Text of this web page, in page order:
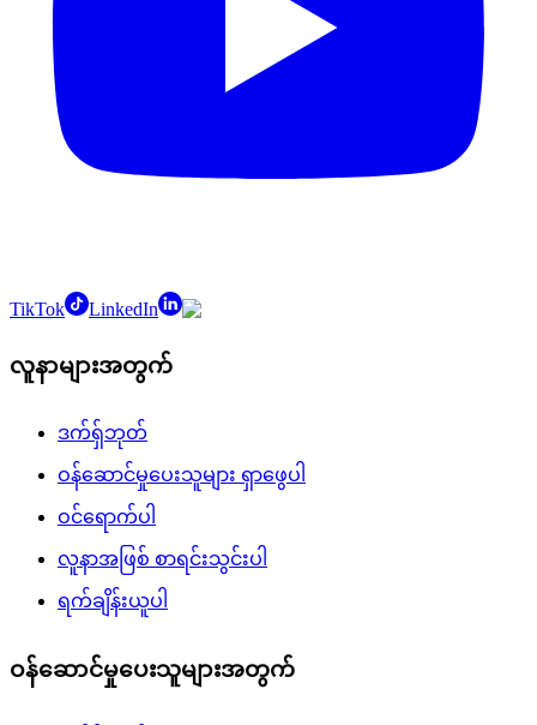
TikTok LinkedIn
လူနာများအတွက်
ဒက်ရှ်ဘုတ်
ဝန်ဆောင်မှုပေးသူများ ရှာဖွေပါ
ဝင်ရောက်ပါ
လူနာအဖြစ် စာရင်းသွင်းပါ
ရက်ချိန်းယူပါ
ဝန်ဆောင်မှုပေးသူများအတွက်